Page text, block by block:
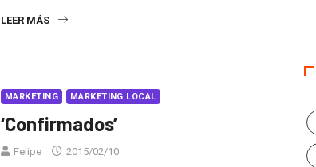
LEER MÁS
MARKETING MARKETING LOCAL
‘Confirmados’
Felipe 2015/02/10